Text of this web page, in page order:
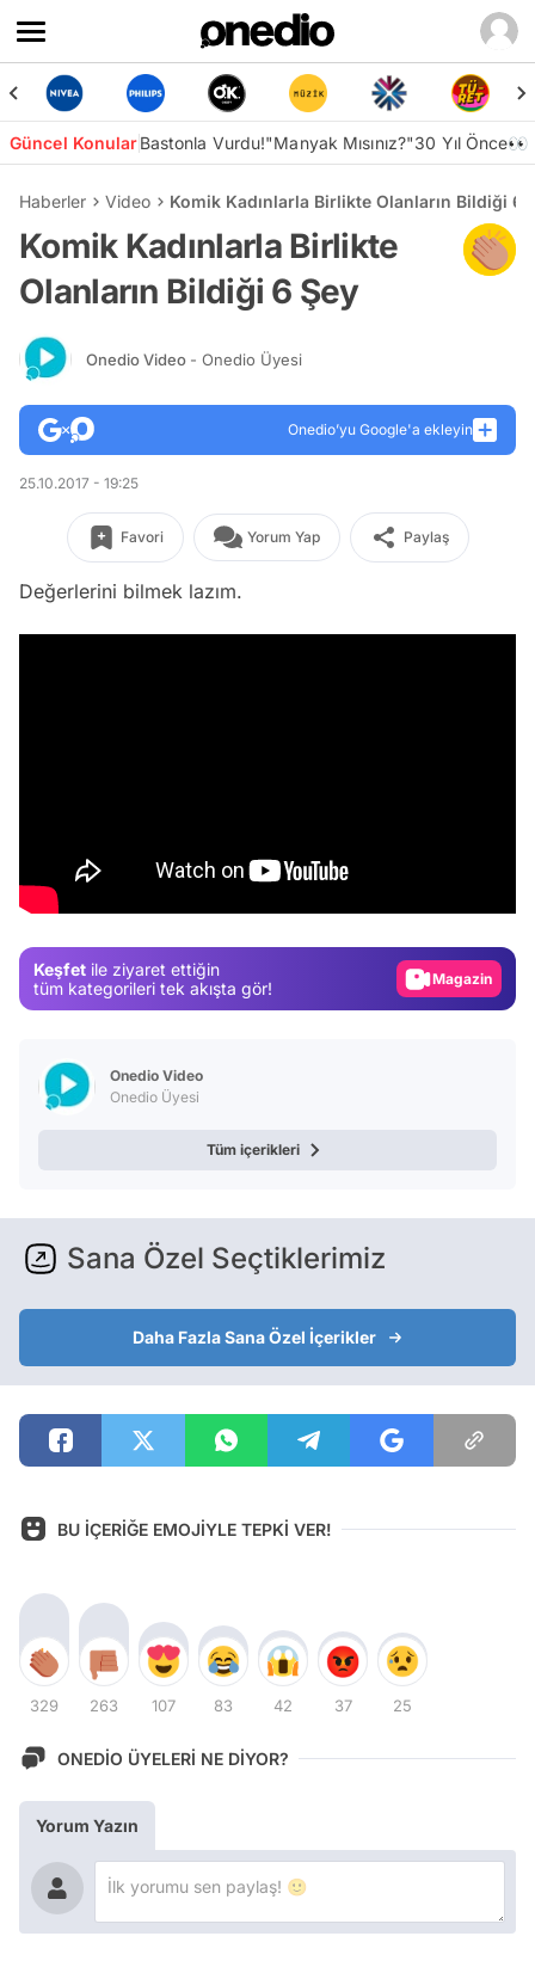
Güncel KonularBastonla Vurdu!"Manyak Mısınız?"30 Yıl Önce👀
Haberler Video Komik Kadınlarla Birlikte Olanların Bildiği 6
Komik Kadınlarla Birlikte
Olanların Bildiği 6 Şey
Onedio Video - Onedio Üyesi
Onedio’yu Google'a ekleyin
25.10.2017 - 19:25
Favori Yorum Yap Paylaş
Değerlerini bilmek lazım.
Keşfet ile ziyaret ettiğin
tüm kategorileri tek akışta gör!
Magazin
Onedio Video
Onedio Üyesi
Tüm içerikleri
Sana Özel Seçtiklerimiz
Daha Fazla Sana Özel İçerikler
BU İÇERİĞE EMOJİYLE TEPKİ VER!
329 263 107 83 42 37 25
ONEDİO ÜYELERİ NE DİYOR?
Yorum Yazın